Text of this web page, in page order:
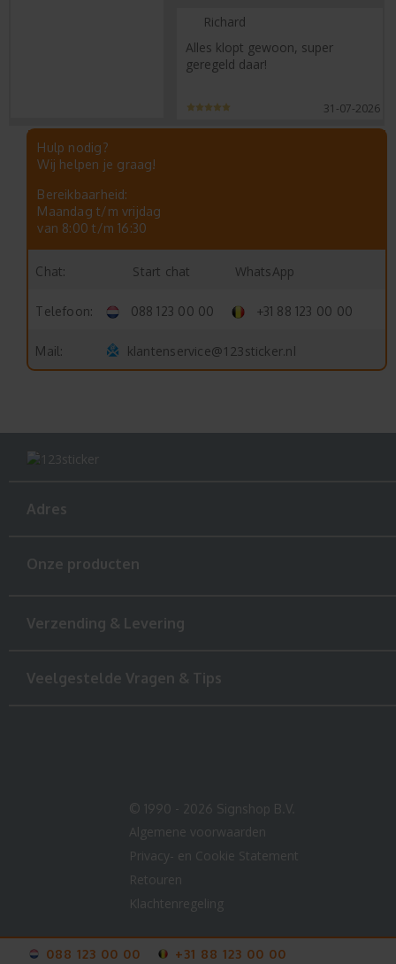
Richard
Alles klopt gewoon, super
geregeld daar!
31-07-2026
Hulp nodig?
Wij helpen je graag!
Bereikbaarheid:
Maandag t/m vrijdag
van 8:00 t/m 16:30
Chat: Start chat WhatsApp
Telefoon: 088 123 00 00 +31 88 123 00 00
Mail: klantenservice@123sticker.nl
Adres
Onze producten
Verzending & Levering
Veelgestelde Vragen & Tips
© 1990 - 2026 Signshop B.V.
Algemene voorwaarden
Privacy- en Cookie Statement
Retouren
Klachtenregeling
088 123 00 00 +31 88 123 00 00